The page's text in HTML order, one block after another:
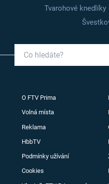
Tvarohové knedlíky
O FTV Prima
Volná místa
Reklama
HbbTV
Podmínky užívání
Cookies